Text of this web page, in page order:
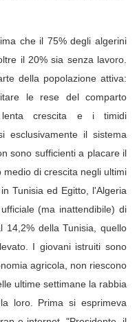
che il 75% degli algerini
il 20% sia senza lavoro.
della popolazione attiva:
le rese del comparto
lenta crescita e i timidi
esclusivamente il sistema
sono sufficienti a placare il
di crescita negli ultimi
Tunisia ed Egitto, l'Algeria
(ma inattendibile) di
14,2% della Tunisia, quello
I giovani istruiti sono
agricola, non riescono
ultime settimane la rabbia
loro. Prima si esprimeva